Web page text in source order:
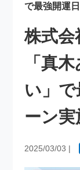
で最強開運
株式会
「真
い」
ーン実
2025/03/03 |